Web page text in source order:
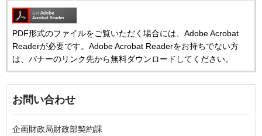
PDF形式のファイルをご覧いただく場合には、Adobe Acrobat
Readerが必要です。Adobe Acrobat Readerをお持ちでない方
は、バナーのリンク先から無料ダウンロードしてください。
お問い合わせ
企画財政局財政部契約課